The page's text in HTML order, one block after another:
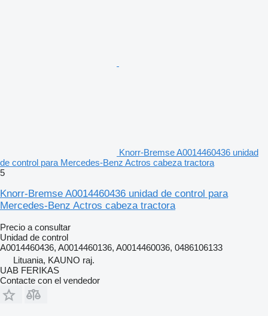
Knorr-Bremse A0014460436 unidad
de control para Mercedes-Benz Actros cabeza tractora
5
Knorr-Bremse A0014460436 unidad de control para
Mercedes-Benz Actros cabeza tractora
Precio a consultar
Unidad de control
A0014460436, A0014460136, A0014460036, 0486106133
Lituania, KAUNO raj.
UAB FERIKAS
Contacte con el vendedor